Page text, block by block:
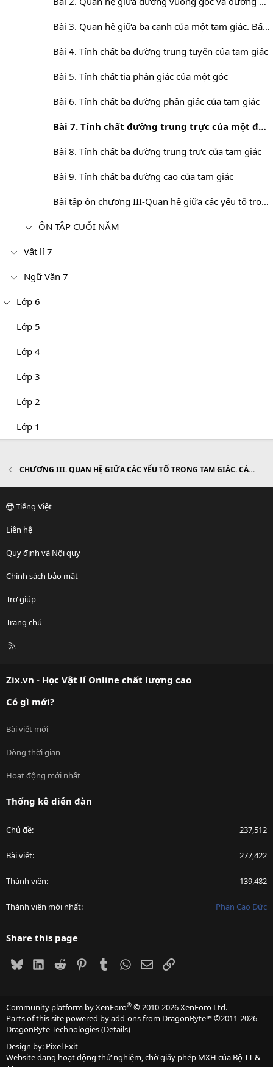
Bài 3. Quan hệ giữa ba cạnh của một tam giác. Bất đẳng thức tam giác
Bài 4. Tính chất ba đường trung tuyến của tam giác
Bài 5. Tính chất tia phân giác của một góc
Bài 6. Tính chất ba đường phân giác của tam giác
Bài 7. Tính chất đường trung trực của một đoạn thẳng
Bài 8. Tính chất ba đường trung trực của tam giác
Bài 9. Tính chất ba đường cao của tam giác
Bài tập ôn chương III-Quan hệ giữa các yếu tố trong tam giác. Các đường đồng quy trong ta
ÔN TẬP CUỐI NĂM
Vật lí 7
Ngữ Văn 7
Lớp 6
Lớp 5
Lớp 4
Lớp 3
Lớp 2
Lớp 1
CHƯƠNG III. QUAN HỆ GIỮA CÁC YẾU TỐ TRONG TAM GIÁC. CÁC ĐƯỜNG ĐỒNG QUY CỦA TAM GIÁC
Tiếng Việt
Liên hệ
Quy định và Nội quy
Chính sách bảo mật
Trợ giúp
Trang chủ
R
Zix.vn - Học Vật lí Online chất lượng cao
Có gì mới?
Bài viết mới
Dòng thời gian
Hoạt động mới nhất
Thống kê diễn đàn
Chủ đề 237,512
Bài viết 277,422
Thành viên 139,482
Thành viên mới nhất Phan Cao Đức
Share this page
BlueskyLinkedIn
Reddit PinterestTumblrWhatsApp
EmailLink
Community platform by XenForo® © 2010-2026 XenForo Ltd.
Parts of this site powered byadd-ons from DragonByte™©2011-2026
DragonByte Technologies(Details)
Design by: Pixel Exit
Website đang hoạt động thử nghiệm, chờ giấy phép MXH của Bộ TT &